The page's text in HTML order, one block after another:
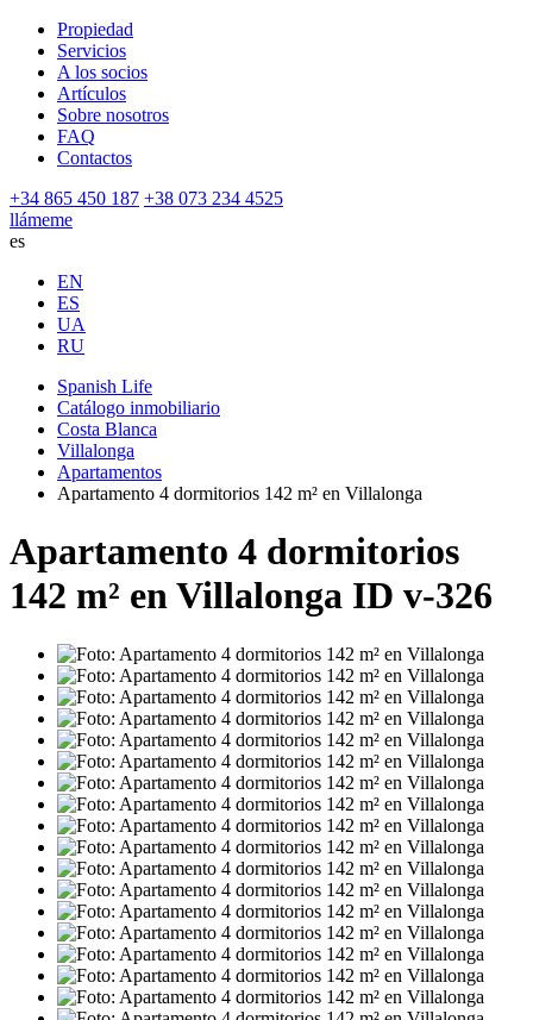
Propiedad
Servicios
A los socios
Artículos
Sobre nosotros
FAQ
Contactos
+34 865 450 187 +38 073 234 4525
llámeme
es
EN
ES
UA
RU
Spanish Life
Catálogo inmobiliario
Costa Blanca
Villalonga
Apartamentos
Apartamento 4 dormitorios 142 m² en Villalonga
Apartamento 4 dormitorios
142 m² en Villalonga ID v-326